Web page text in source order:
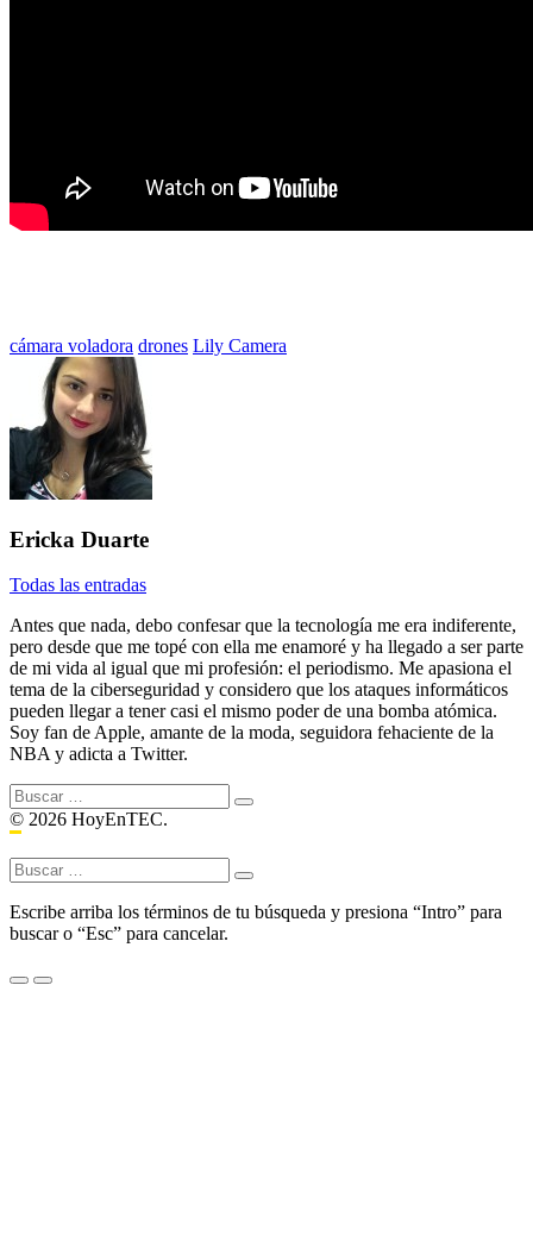
Etiquetado
cámara voladora drones Lily Camera
Ericka Duarte
Todas las entradas
Antes que nada, debo confesar que la tecnología me era indiferente,
pero desde que me topé con ella me enamoré y ha llegado a ser parte
de mi vida al igual que mi profesión: el periodismo. Me apasiona el
tema de la ciberseguridad y considero que los ataques informáticos
pueden llegar a tener casi el mismo poder de una bomba atómica.
Soy fan de Apple, amante de la moda, seguidora fehaciente de la
NBA y adicta a Twitter.
Buscar:
© 2026 HoyEnTEC.
Buscar:
Escribe arriba los términos de tu búsqueda y presiona “Intro” para
buscar o “Esc” para cancelar.
Menu